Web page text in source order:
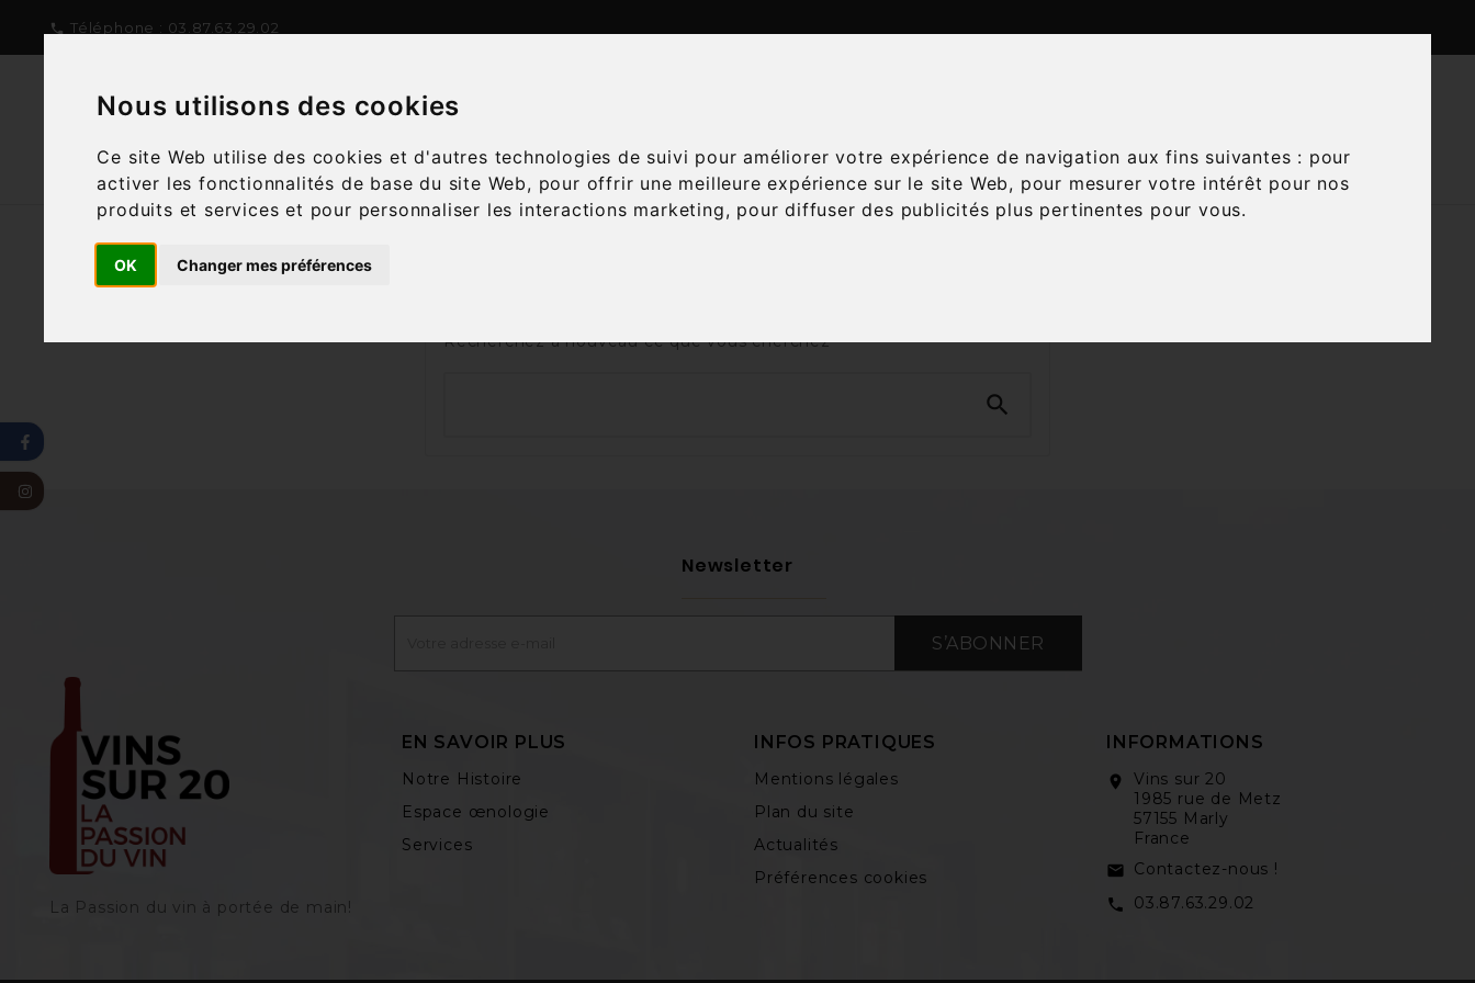
Nous utilisons des cookies
Ce site Web utilise des cookies et d'autres technologies de suivi pour améliorer votre expérience de navigation aux fins suivantes : pour
activer les fonctionnalités de base du site Web, pour offrir une meilleure expérience sur le site Web, pour mesurer votre intérêt pour nos
produits et services et pour personnaliser les interactions marketing, pour diffuser des publicités plus pertinentes pour vous.
OK Changer mes préférences
 Téléphone : 03.87.63.29.02
Recherchez à nouveau ce que vous cherchez

Newsletter
S’ABONNER
La Passion du vin à portée de main‎!
EN SAVOIR PLUS
Notre Histoire
Espace œnologie
Services
INFOS PRATIQUES
Mentions légales
Plan du site
Actualités
Préférences cookies
INFORMATIONS
location_on
Vins sur 20
1985 rue de Metz
57155 Marly
France
email Contactez-nous !
call 03.87.63.29.02